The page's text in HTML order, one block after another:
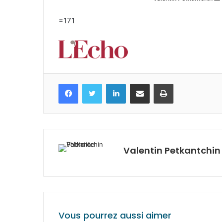
=171
FacebookTwitter LinkedinPartagez par mail Imprimez
Valentin Petkantchin
Vous pourrez aussi aimer